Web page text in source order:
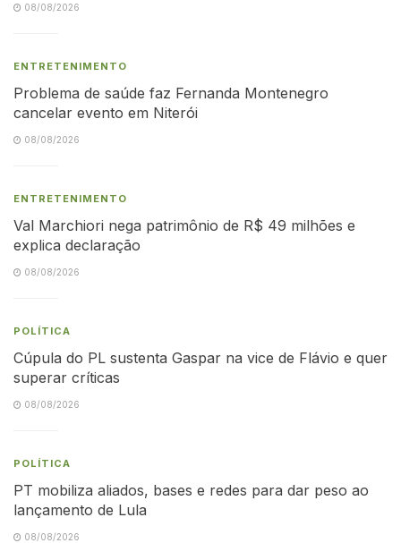
08/08/2026
ENTRETENIMENTO
Problema de saúde faz Fernanda Montenegro
cancelar evento em Niterói
08/08/2026
ENTRETENIMENTO
Val Marchiori nega patrimônio de R$ 49 milhões e
explica declaração
08/08/2026
POLÍTICA
Cúpula do PL sustenta Gaspar na vice de Flávio e quer
superar críticas
08/08/2026
POLÍTICA
PT mobiliza aliados, bases e redes para dar peso ao
lançamento de Lula
08/08/2026